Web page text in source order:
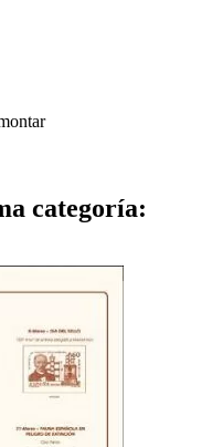
categoría: